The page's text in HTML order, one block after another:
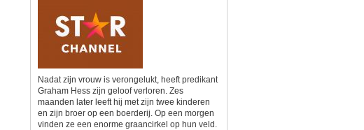
Nadat zijn vrouw is verongelukt, heeft predikant
Graham Hess zijn geloof verloren. Zes
maanden later leeft hij met zijn twee kinderen
en zijn broer op een boerderij. Op een morgen
vinden ze een enorme graancirkel op hun veld.